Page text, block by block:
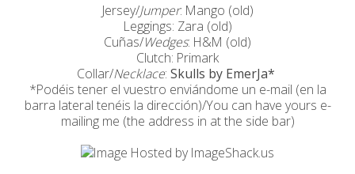
Jersey/Jumper: Mango (old)
Leggings: Zara (old)
Cuñas/Wedges: H&M (old)
Clutch: Primark
Collar/Necklace: Skulls by EmerJa*
*Podéis tener el vuestro enviándome un e-mail (en la
barra lateral tenéis la dirección)/You can have yours e-
mailing me (the address in at the side bar)